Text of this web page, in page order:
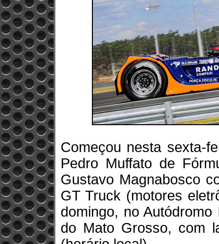
Começou nesta sexta-
Pedro Muffato de
Gustavo Magnabosco
GT Truck (motores
domingo, no
do Mato Grosso, com